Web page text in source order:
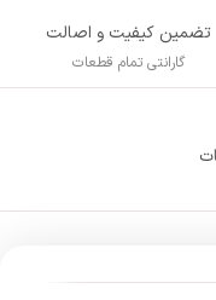
تضمین کیفیت و اصالت
گارانتی تمام قطعات